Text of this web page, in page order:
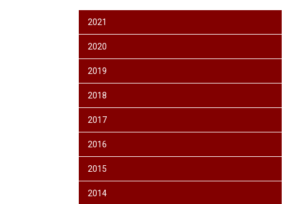
2021
2020
2019
2018
2017
2016
2015
2014